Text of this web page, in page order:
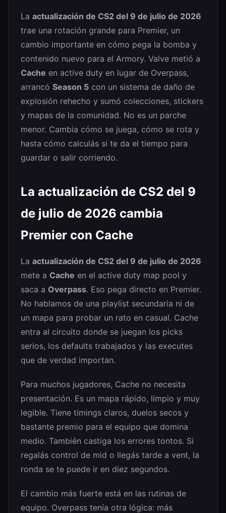
La actualización de CS2 del 9 de julio de 2026
trae una rotación grande para Premier, un
cambio importante en cómo pega la bomba y
contenido nuevo para el Armory. Valve metió a
Cache en active duty en lugar de Overpass,
arrancó Season 5 con un sistema de daño de
explosión rehecho y sumó colecciones, stickers
y mapas de la comunidad. No es un parche
menor. Cambia cómo se juega, cómo se rota y
hasta cómo calculás si te da el tiempo para
guardar o salir corriendo.
La actualización de CS2 del 9
de julio de 2026 cambia
Premier con Cache
La actualización de CS2 del 9 de julio de 2026
mete a Cache en el active duty map pool y
saca a Overpass. Eso pega directo en Premier.
No hablamos de una playlist secundaria ni de
un mapa para probar un rato en casual. Cache
entra al circuito donde se juegan los picks
serios, los defaults trabajados y las executes
que de verdad importan.
Para muchos jugadores, Cache no necesita
presentación. Es un mapa rápido, limpio y muy
legible. Tiene timings claros, duelos secos y
bastante premio para el equipo que domina
medio. También castiga los errores tontos. Si
regalás control de mid o llegás tarde a vent, la
ronda se te puede ir en diez segundos.
El cambio más fuerte está en las rutinas de
equipo. Overpass tenía otra lógica: más